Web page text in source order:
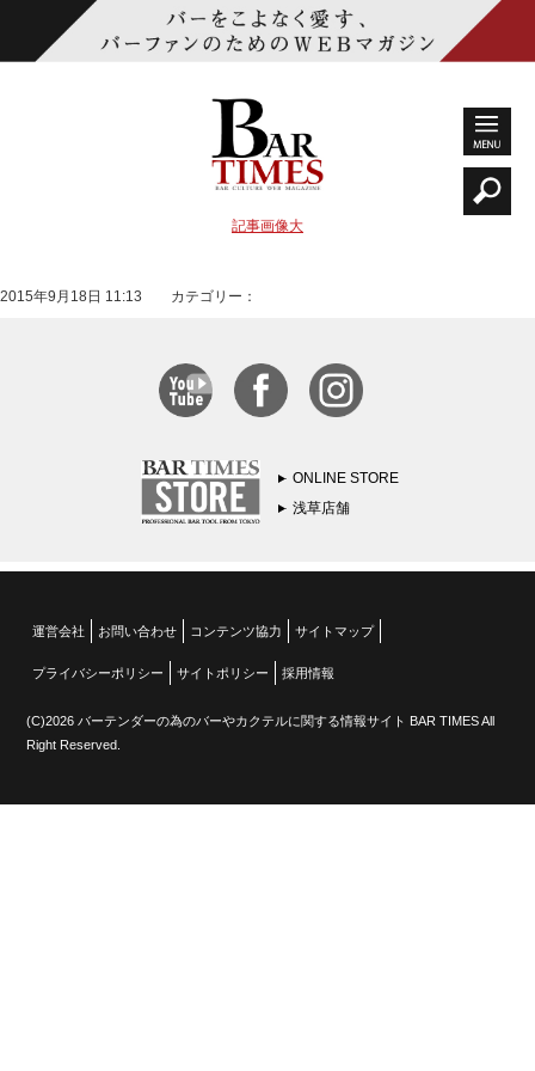
記事画像大
2015年9月18日 11:13 カテゴリー：
ONLINE STORE
浅草店舗
運営会社 お問い合わせ コンテンツ協力 サイトマップ
プライバシーポリシー サイトポリシー 採用情報
(C)2026 バーテンダーの為のバーやカクテルに関する情報サイト BAR TIMES All
Right Reserved.